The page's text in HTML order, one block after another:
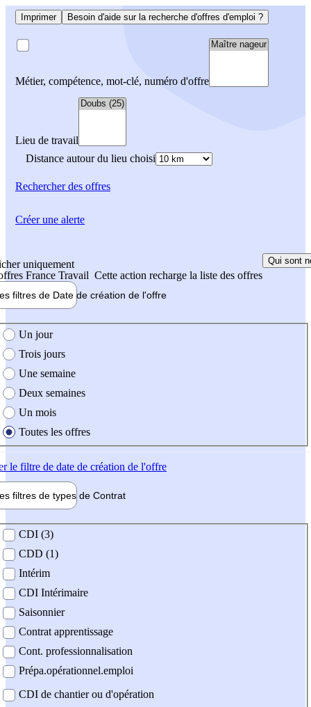
Imprimer Besoin d'aide sur la recherche d'offres d'emploi ?
Métier, compétence, mot-clé, numéro d'offre
Lieu de travail
Distance autour du lieu choisi
Rechercherdes offres
uniquement
France Travail Cette action recharge la liste des offres
Qui sont
filtres de Date de création de l'offre
création de l'offre
Un jour
Trois jours
Une semaine
Deux semaines
Un mois
Toutes les offres
le filtre de date de création de l'offre
filtres de types de Contrat
contrat
CDI (3)
CDD (1)
Intérim
CDI Intérimaire
Saisonnier
Contrat apprentissage
Cont. professionnalisation
Prépa.opérationnel.emploi
CDI de chantier ou d'opération
Créer une alerte